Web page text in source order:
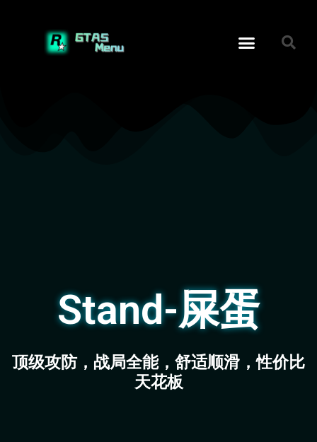
Stand-屎蛋
顶级攻防，战局全能，舒适顺滑，性价比
天花板